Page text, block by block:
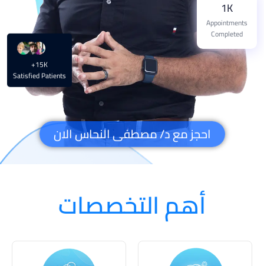
1K
Appointments
Completed
15K+
Satisfied Patients
احجز مع د/ مصطفى النحاس الان
أهم التخصصات